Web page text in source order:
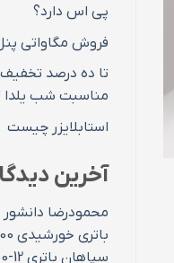
پی اس دارد؟
فروش مگاواتی
تا ده درصد
مناسبت شب یلدا ۱۴۰۴
استابلایزر چیست
آخرین
محمودرضا دانشور
سپاهان باتری SFGHU100-12